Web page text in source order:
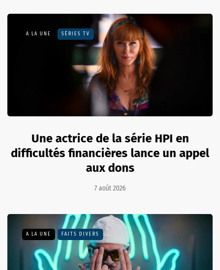
A LA UNE SÉRIES TV
Une actrice de la série HPI en
difficultés financières lance un appel
aux dons
7 août 2026
A LA UNE FAITS DIVERS